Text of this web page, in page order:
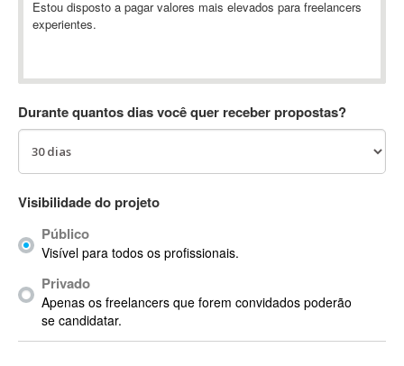
AC3
ACID Pro
ACPI
ACT
Actian
Actimize
ActionScript
ActionScript 3
Estou disposto a pagar valores mais elevados para freelancers
experientes.
Durante quantos dias você quer receber propostas?
Visibilidade do projeto
Público
Visível para todos os profissionais.
Privado
Apenas os freelancers que forem convidados poderão
se candidatar.